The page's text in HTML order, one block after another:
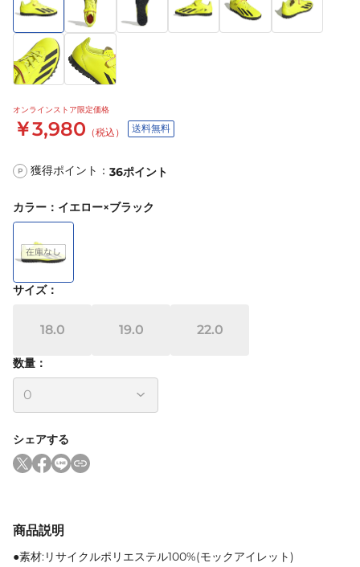
オンラインストア限定価格
￥3,980 （税込） 送料無料
P 獲得ポイント： 36ポイント
カラー ： イエロー×ブラック
サイズ：
18.0 19.0 22.0
数量：
シェアする
商品説明
●素材:リサイクルポリエステル100%(モックアイレット)